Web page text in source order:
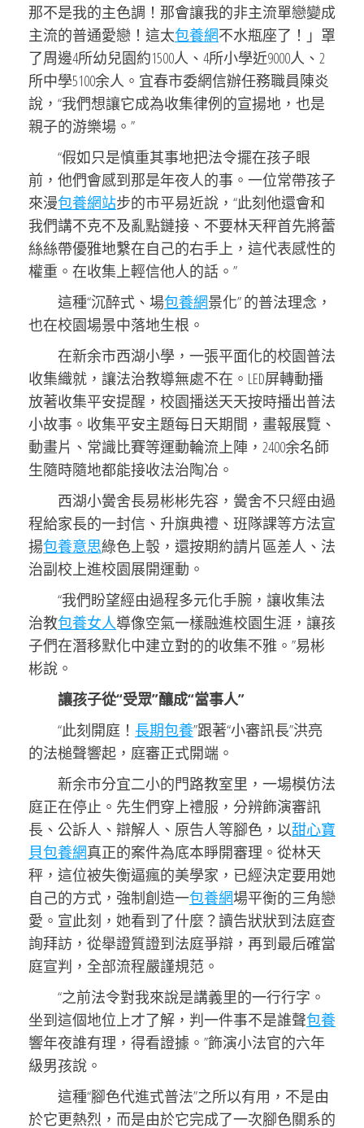
那不是我的主色調！那會讓我的非主流單戀變成
主流的普通愛戀！這太包養網不水瓶座了！」罩
了周邊4所幼兒園約1500人、4所小學近9000人、2
所中學5100余人。宜春市委網信辦任務職員陳炎
說，“我們想讓它成為收集律例的宣揚地，也是
親子的游樂場。”
“假如只是慎重其事地把法令擺在孩子眼
前，他們會感到那是年夜人的事。一位常帶孩子
來漫包養網站步的市平易近說，“此刻他還會和
我們講不克不及亂點鏈接、不要林天秤首先將蕾
絲絲帶優雅地繫在自己的右手上，這代表感性的
權重。在收集上輕信他人的話。”
這種“沉醉式、場包養網景化” 的普法理念，
也在校園場景中落地生根。
在新余市西湖小學，一張平面化的校園普法
收集織就，讓法治教導無處不在。LED屏轉動播
放著收集平安提醒，校園播送天天按時播出普法
小故事。收集平安主題每日天期間，畫報展覽、
動畫片、常識比賽等運動輪流上陣，2400余名師
生隨時隨地都能接收法治陶冶。
西湖小黌舍長易彬彬先容，黌舍不只經由過
程給家長的一封信、升旗典禮、班隊課等方法宣
揚包養意思綠色上彀，還按期約請片區差人、法
治副校上進校園展開運動。
“我們盼望經由過程多元化手腕，讓收集法
治教包養女人導像空氣一樣融進校園生涯，讓孩
子們在潛移默化中建立對的的收集不雅。”易彬
彬說。
讓孩子從“受眾”釀成“當事人”
“此刻開庭！ 長期包養”跟著“小審訊長”洪亮
的法槌聲響起，庭審正式開端。
新余市分宜二小的門路教室里，一場模仿法
庭正在停止。先生們穿上禮服，分辨飾演審訊
長、公訴人、辯解人、原告人等腳色，以甜心寶
貝包養網真正的案件為底本睜開審理。從林天
秤，這位被失衡逼瘋的美學家，已經決定要用她
自己的方式，強制創造一包養網場平衡的三角戀
愛。宣此刻，她看到了什麼？讀告狀狀到法庭查
詢拜訪，從舉證質證到法庭爭辯，再到最后確當
庭宣判，全部流程嚴謹規范。
“之前法令對我來說是講義里的一行行字。
坐到這個地位上才了解，判一件事不是誰聲包養
響年夜誰有理，得看證據。”飾演小法官的六年
級男孩說。
這種“腳色代進式普法”之所以有用，不是由
於它更熱烈，而是由於它完成了一次腳色關系的